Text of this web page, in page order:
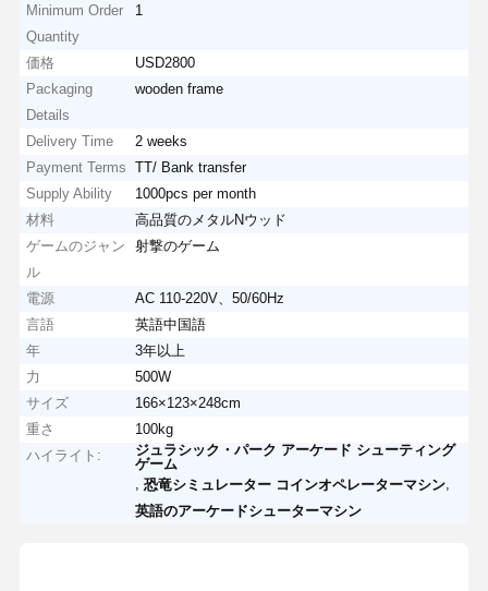
Minimum Order
Quantity
1
価格
USD2800
Packaging
Details
wooden frame
Delivery Time
2 weeks
Payment Terms
TT/ Bank transfer
Supply Ability
1000pcs per month
材料
高品質のメタルNウッド
ゲームのジャン
ル
射撃のゲーム
電源
AC 110-220V、50/60Hz
言語
英語中国語
年
3年以上
力
500W
サイズ
166×123×248cm
重さ
100kg
ハイライト:
ジュラシック・パーク アーケード シューティング
ゲーム
,恐竜シミュレーター コインオペレーターマシン
英語のアーケードシューターマシン